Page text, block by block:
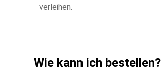
verleihen.
Wie kann ich bestellen?